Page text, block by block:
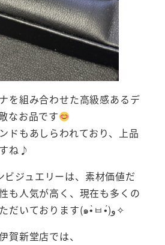
を組み合わせた高級感あるデ
なお品です
ドもあしらわれており、上品
ね♪
ジュエリーは、素材価値だ
も人気が高く、現在も多くの
お問い合わせをいただいております(๑•̀ㅂ•́)و✧
賀新堂店では、